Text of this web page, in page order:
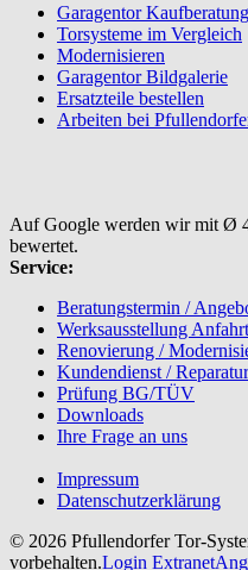
Garagentor Kaufberatung
Torsysteme im Vergleich
Modernisieren
Garagentor Bildgalerie
Ersatzteile bestellen
Arbeiten bei
Auf Google werden wir mit Ø
bewertet.
Service:
Beratungstermin /
Werksausstellung Anfahrt
Renovierung /
Kundendienst / Reparatur
Prüfung BG/TÜV
Downloads
Ihre Frage an uns
Impressum
Datenschutzerklärung
© 2026 Pfullendorfer Tor-
vorbehalten.Login Extranet